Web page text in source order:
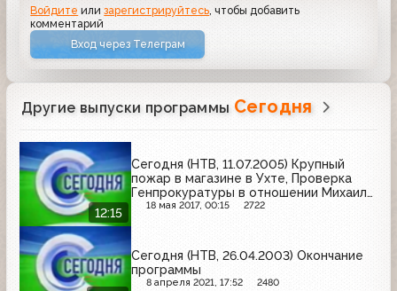
Войдите илизарегистрируйтесь , чтобы добавить
комментарий
Вход через Телеграм
Другие выпуски программы Сегодня
12:15
Сегодня (НТВ, 11.07.2005) Крупный
пожар в магазине в Ухте, Проверка
Генпрокуратуры в отношении Михаила
Касьянова, Итоги выборов президента
18 мая 2017, 00:15 2722
Сегодня (НТВ, 26.04.2003) Окончание
программы
8 апреля 2021, 17:52 2480